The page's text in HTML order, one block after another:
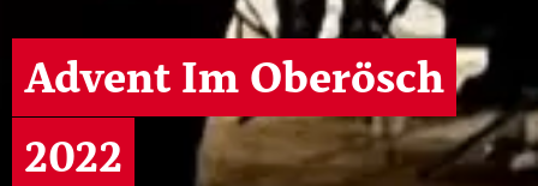
Advent Im Oberösch
2022